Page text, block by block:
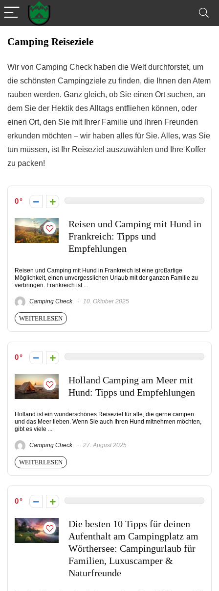
Camping Reiseziele
Wir von Camping Check haben die Welt durchforstet, um
die schönsten Campingziele zu finden, die Ihnen den Atem
rauben werden. Ganz gleich, ob Sie einen Ort suchen, an
dem Sie der Hektik des Alltags entfliehen können, oder
einen Ort, den Sie mit Ihrer Familie und Ihren Freunden
erkunden möchten – wir haben alles für Sie. Alles, was Sie
tun müssen, ist Ihr Reiseziel auszuwählen und Ihre Koffer
zu packen!
0
Reisen und Camping mit Hund in
Frankreich: Tipps und
Empfehlungen
Reisen und Camping mit Hund in Frankreich ist eine großartige
Möglichkeit, einen unvergesslichen Urlaub mit der ganzen Familie zu
verbringen. Frankreich ist ...
Camping Check 10. Oktober 2025
WEITERLESEN
0
Holland Camping am Meer mit
Hund: Tipps und Empfehlungen
Holland ist ein wunderschönes Reiseziel für alle, die gerne campen
und das Meer lieben. Wenn Sie auch Ihren Hund mitnehmen möchten,
gibt es viele ...
Camping Check 27. August 2025
WEITERLESEN
0
Die besten 10 Tipps für deinen
Aufenthalt am Campingplatz am
Wörthersee: Campingurlaub für
Familien, Luxuscamper &
Naturfreunde